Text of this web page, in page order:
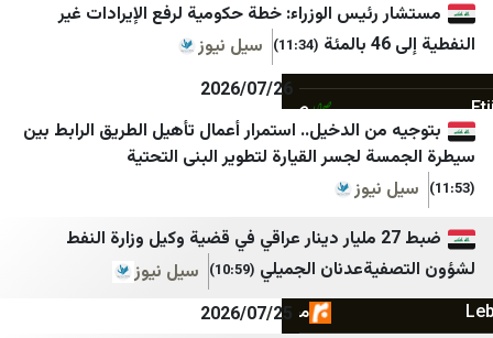
شبستان
شرق
صراط نیوز
عصر ایران
فردا
فرید مدرسی
مجاهدین خلق ایران
مجله اینترنتی برترین
شبكة وتر الاعلامية
بالغراف
تحقق الفلسطيني
وكالة صدى نيوز
الوزراء: خطة حكومية لرفع الإيرادات غير
(11:34)
سيل نيوز
2026/07/26
الدخيل.. استمرار أعمال تأهيل الطريق الرابط بين
لجسر القيارة لتطوير البنى التحتية
ضبط 27 مليار دينار عراقي في قضية وكيل وزارة النفط
الجميلي (10:59)
سيل نيوز
2026/07/25